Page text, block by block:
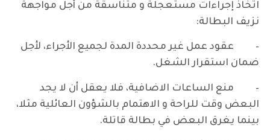
اتخاذ إجراءات مستعجلة و متناسقة من أجل مواجهة
نزيف البطالة:
– عقود عمل غير محددة المدة لجميع الأجراء، لأجل
ضمان استقرار الشغل.
– منع الساعات الاضافية، فلا يعقل أن لا يجد
البعض وقت للراحة و الاهتمام بالشؤون العائلية مثلا،
بينما يغرق البعض في بطالة قاتلة.